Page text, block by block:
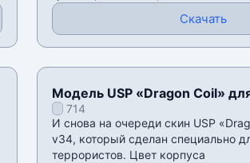
Скачать
Модель USP «Dragon Coil»
714
И снова на очереди скин USP
v34, который сделан специально
террористов. Цвет корпуса